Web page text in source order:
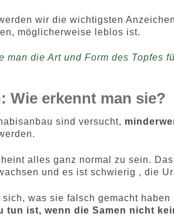
wir die wichtigsten
möglicherweise leblos ist.
man die Art und Form des Topfes
Wie erkennt man sie?
sind versucht,
alles ganz normal zu sein.
und es ist schwierig , die
was sie falsch gemacht haben
tun ist, wenn die Samen nicht